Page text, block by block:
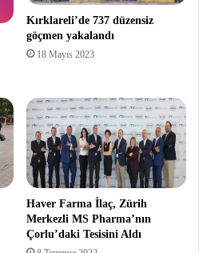
Kırklareli’de 737 düzensiz
göçmen yakalandı
18 Mayıs 2023
Haver Farma İlaç, Zürih
Merkezli MS Pharma’nın
Çorlu’daki Tesisini Aldı